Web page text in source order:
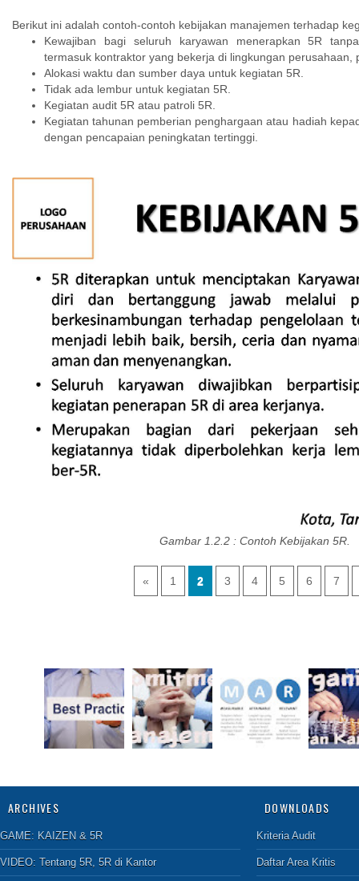
Berikut ini adalah contoh-contoh kebijakan manajemen terhadap
Kewajiban bagi seluruh karyawan menerapkan 5R
termasuk kontraktor yang bekerja di lingkungan perusahaan,
Alokasi waktu dan sumber daya untuk kegiatan 5R.
Tidak ada lembur untuk kegiatan 5R.
Kegiatan audit 5R atau patroli 5R.
Kegiatan tahunan pemberian penghargaan atau hadiah
dengan pencapaian peningkatan tertinggi.
Gambar 1.2.2 : Contoh Kebijakan 5R.
« 1 2 3 4 5 6 7
ARCHIVES
GAME: KAIZEN & 5R
VIDEO: Tentang 5R 5R di Kantor
DOWNLOADS
Kriteria Audit
Daftar Area Kritis